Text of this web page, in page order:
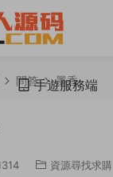
手遊服務端
問答 墨香
資源尋找求購